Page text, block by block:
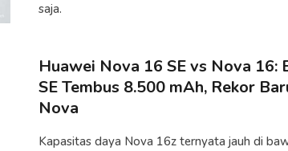
saja.​
Huawei Nova 16 SE vs Nova 16:
SE Tembus 8.500 mAh, Rekor
Nova
Kapasitas daya Nova 16z ternyata jauh di